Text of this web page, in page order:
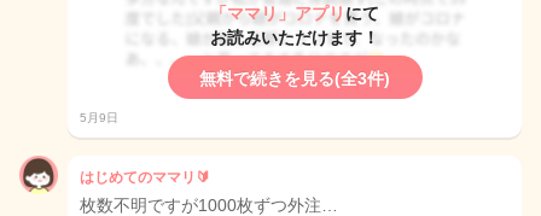
「ママリ」アプリ にて
お読みいただけます！
無料で続きを見る(全3件)
5月9日
はじめてのママリ🔰
枚数不明ですが1000枚ずつ外注…